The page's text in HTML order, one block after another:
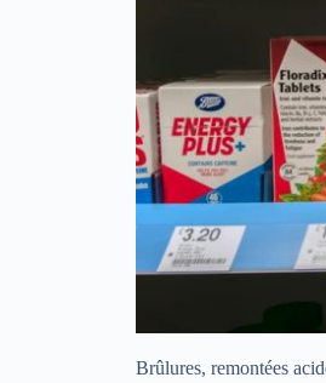
Brûlures, remontées